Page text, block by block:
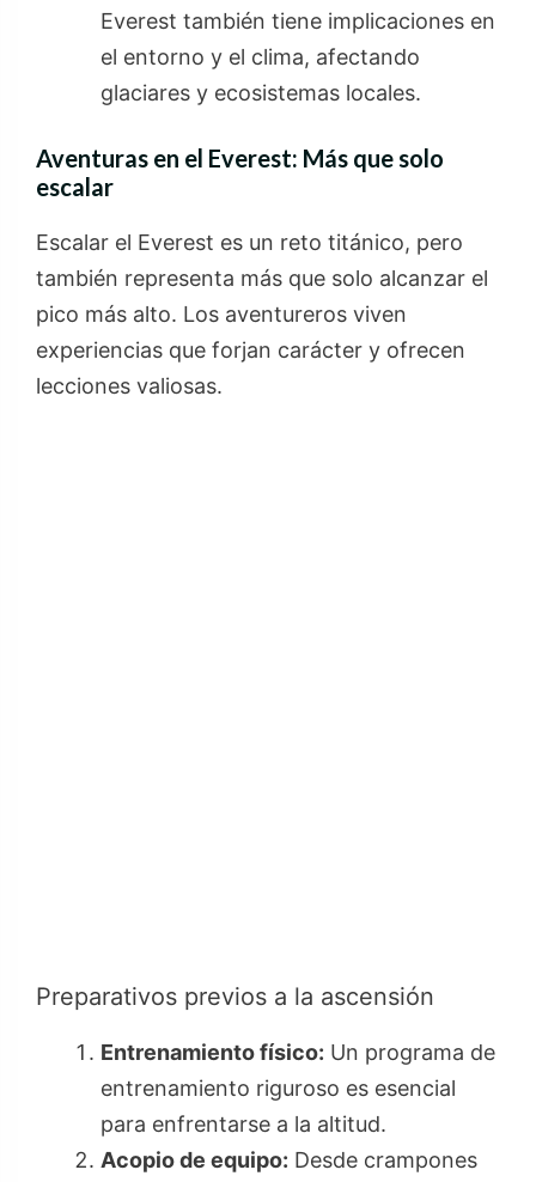
Everest también tiene implicaciones en
el entorno y el clima, afectando
glaciares y ecosistemas locales.
Aventuras en el Everest: Más que solo
escalar
Escalar el Everest es un reto titánico, pero
también representa más que solo alcanzar el
pico más alto. Los aventureros viven
experiencias que forjan carácter y ofrecen
lecciones valiosas.
Preparativos previos a la ascensión
Entrenamiento físico: Un programa de
entrenamiento riguroso es esencial
para enfrentarse a la altitud.
Acopio de equipo: Desde crampones